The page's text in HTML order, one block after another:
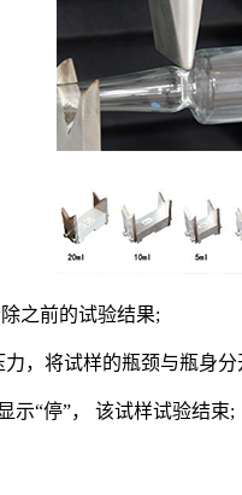
之前的试验结果;
，将试样的瓶颈与瓶身分
“停”， 该试样试验结束;